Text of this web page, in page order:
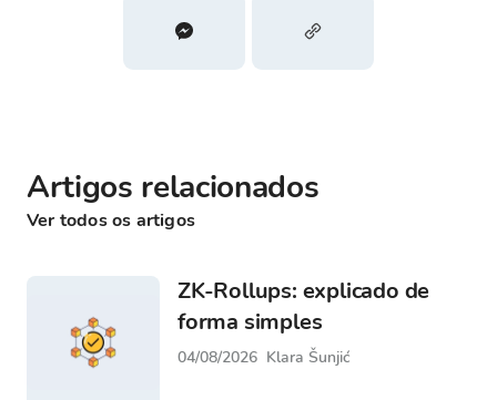
Artigos relacionados
Ver todos os artigos
ZK-Rollups: explicado de
forma simples
04/08/2026 Klara Šunjić